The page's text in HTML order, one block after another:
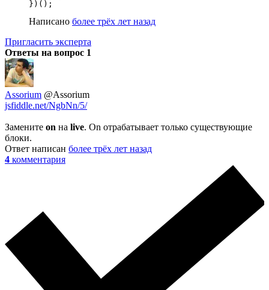
Написано более трёх лет назад
Пригласить эксперта
Ответы на вопрос 1
Assorium @Assorium
jsfiddle.net/NgbNn/5/
Замените on на live. On отрабатывает только существующие
блоки.
Ответ написан более трёх лет назад
4 комментария